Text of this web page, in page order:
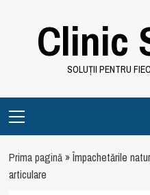
Clinic
SOLUȚII PENTRU
Menu
Prima pagină»Împachetările
articulare